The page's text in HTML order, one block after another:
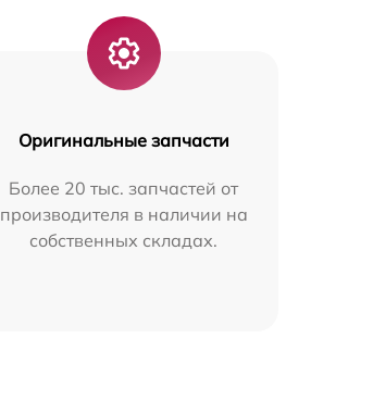
Оригинальные запчасти
Более 20 тыс. запчастей от
производителя в наличии на
собственных складах.